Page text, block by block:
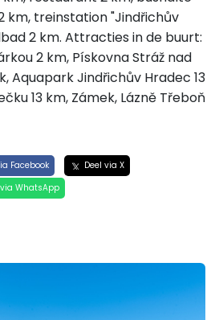
km, treinstation "Jindřichův
2 km. Attracties in de buurt:
2 km, Pískovna Stráž nad
Aquapark Jindřichův Hradec 13
13 km, Zámek, Lázně Třeboň
Facebook
Deel via X
via WhatsApp